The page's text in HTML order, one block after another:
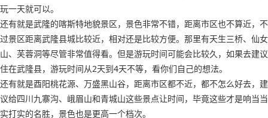
玩一天就可以。
还有就是武隆的喀斯特地貌景区，景色非常不错，距离市区也不算近，不
过景区距离武隆县城比较近，相对还是比较方便。那里有天生三桥、仙女
山、芙蓉洞等尽管非常值得看。但是游玩时间可能会比较久，如果去建议
住在武隆县，游玩时间从2天到4天不等，看你们自己的想法。
还有就是酉阳桃花源、万盛黑山谷，距离市区都不近，都不怎么好去，建
议给四川九寨沟、峨眉山和青城山这些景点让时间，毕竟这些才是响当当
实打实的名胜，景色也是更高一个档次。